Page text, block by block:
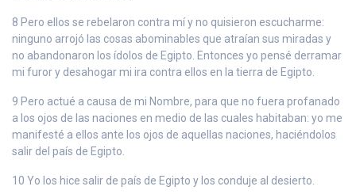
8 Pero ellos se rebelaron contra mí y no quisieron escucharme:
ninguno arrojó las cosas abominables que atraían sus miradas y
no abandonaron los ídolos de Egipto. Entonces yo pensé derramar
mi furor y desahogar mi ira contra ellos en la tierra de Egipto.
9 Pero actué a causa de mi Nombre, para que no fuera profanado
a los ojos de las naciones en medio de las cuales habitaban: yo me
manifesté a ellos ante los ojos de aquellas naciones, haciéndolos
salir del país de Egipto.
10 Yo los hice salir de país de Egipto y los conduje al desierto.